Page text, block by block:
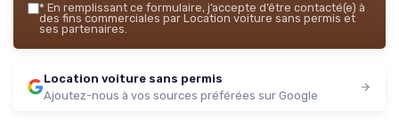
* En remplissant ce formulaire, j’accepte d’être contacté(e) à
des fins commerciales par Location voiture sans permis et
ses partenaires.
Location voiture sans permis
Ajoutez-nous à vos sources préférées sur Google